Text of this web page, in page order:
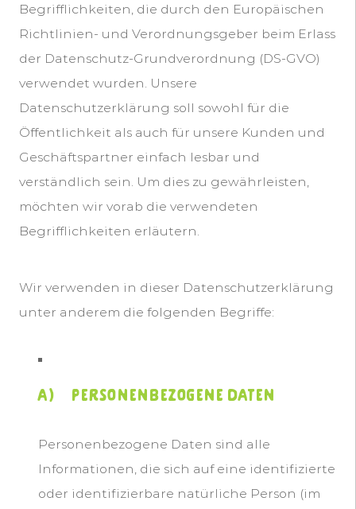
Begrifflichkeiten, die durch den Europäischen
Richtlinien- und Verordnungsgeber beim Erlass
der Datenschutz-Grundverordnung (DS-GVO)
verwendet wurden. Unsere
Datenschutzerklärung soll sowohl für die
Öffentlichkeit als auch für unsere Kunden und
Geschäftspartner einfach lesbar und
verständlich sein. Um dies zu gewährleisten,
möchten wir vorab die verwendeten
Begrifflichkeiten erläutern.
Wir verwenden in dieser Datenschutzerklärung
unter anderem die folgenden Begriffe:
a) personenbezogene Daten
Personenbezogene Daten sind alle
Informationen, die sich auf eine identifizierte
oder identifizierbare natürliche Person (im